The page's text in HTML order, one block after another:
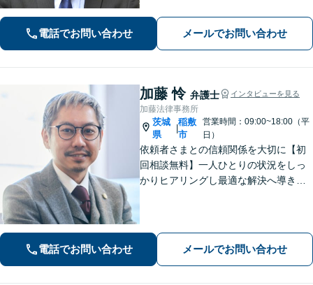
交通事故、未払賃金、債権回収など解
決実績多数。ご相談内容にとことん向
き合い、最善の解決を目指します。
電話でお問い合わせ メールでお問い合わせ
加藤 怜 弁護士 インタビューを見る
加藤法律事務所
茨城
県
|
稲敷
市
営業時間：09:00~18:00（平
日）
依頼者さまとの信頼関係を大切に【初
回相談無料】一人ひとりの状況をしっ
かりヒアリングし最適な解決へ導きま
士費用もわかりやすく説明【夜間相談
電話でお問い合わせ メールでお問い合わせ